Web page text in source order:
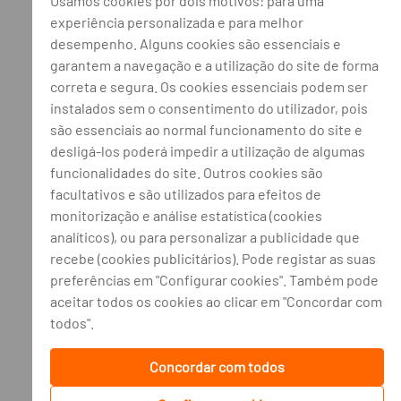
experiência personalizada e para melhor
desempenho. Alguns cookies são essenciais e
garantem a navegação e a utilização do site de forma
correta e segura. Os cookies essenciais podem ser
instalados sem o consentimento do utilizador, pois
são essenciais ao normal funcionamento do site e
desligá-los poderá impedir a utilização de algumas
funcionalidades do site. Outros cookies são
facultativos e são utilizados para efeitos de
monitorização e análise estatística (cookies
analíticos), ou para personalizar a publicidade que
recebe (cookies publicitários). Pode registar as suas
preferências em "Configurar cookies". Também pode
aceitar todos os cookies ao clicar em "Concordar com
todos".
Concordar com todos